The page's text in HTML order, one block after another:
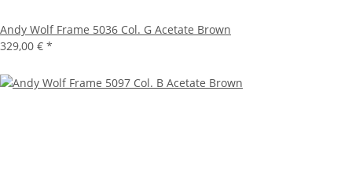
Andy Wolf Frame 5036 Col. G Acetate Brown
329,00 € *